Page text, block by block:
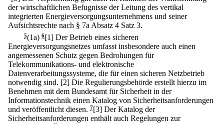
der wirtschaftlichen Befugnisse der Leitung des vertikal
integrierten Energieversorgungsunternehmens und seiner
Aufsichtsrechte nach § 7a Absatz 4 Satz 3.
5(1a) 6[1] Der Betrieb eines sicheren
Energieversorgungsnetzes umfasst insbesondere auch einen
angemessenen Schutz gegen Bedrohungen für
Telekommunikations- und elektronische
Datenverarbeitungssysteme, die für einen sicheren Netzbetrieb
notwendig sind. [2] Die Regulierungsbehörde erstellt hierzu im
Benehmen mit dem Bundesamt für Sicherheit in der
Informationstechnik einen Katalog von Sicherheitsanforderungen
und veröffentlicht diesen. 7[3] Der Katalog der
Sicherheitsanforderungen enthält auch Regelungen zur